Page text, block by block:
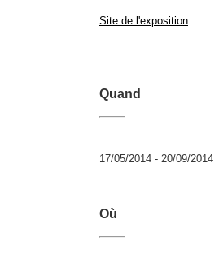
Site de l'exposition
Quand
17/05/2014 - 20/09/2014
Où